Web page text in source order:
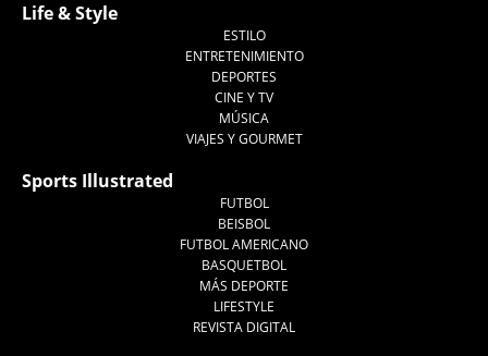
Life & Style
ESTILO
ENTRETENIMIENTO
DEPORTES
CINE Y TV
MÚSICA
VIAJES Y GOURMET
Sports Illustrated
FUTBOL
BEISBOL
FUTBOL AMERICANO
BASQUETBOL
MÁS DEPORTE
LIFESTYLE
REVISTA DIGITAL